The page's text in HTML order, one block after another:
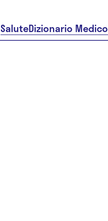
SaluteDizionario Medico